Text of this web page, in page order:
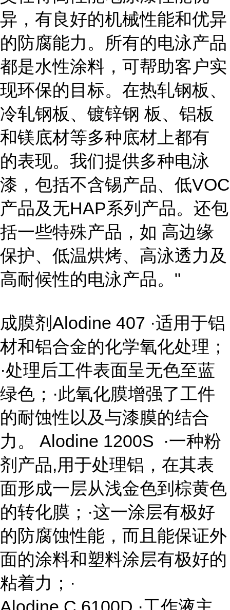
异，有良好的机械性能和优异
的防腐能力。所有的电泳产品
都是水性涂料，可帮助客户实
现环保的目标。在热轧钢板、
冷轧钢板、镀锌钢 板、铝板
和镁底材等多种底材上都有
的表现。我们提供多种电泳
漆，包括不含锡产品、低VOC
产品及无HAP系列产品。还包
括一些特殊产品，如 高边缘
保护、低温烘烤、高泳透力及
高耐候性的电泳产品。"
成膜剂Alodine 407 ·适用于铝
材和铝合金的化学氧化处理；
·处理后工件表面呈无色至蓝
绿色；·此氧化膜增强了工件
的耐蚀性以及与漆膜的结合
力。 Alodine 1200S ·一种粉
剂产品,用于处理铝，在其表
面形成一层从浅金色到棕黄色
的转化膜；·这一涂层有极好
的防腐蚀性能，而且能保证外
面的涂料和塑料涂层有极好的
粘着力；·